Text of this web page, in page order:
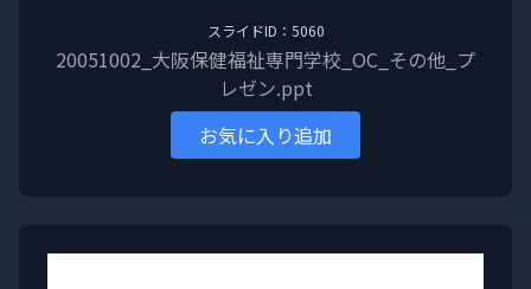
スライドID：5060
20051002_大阪保健福祉専門学校_OC_その他_プ
レゼン.ppt
お気に入り追加